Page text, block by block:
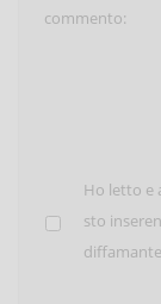
commento:
Ho letto e
sto